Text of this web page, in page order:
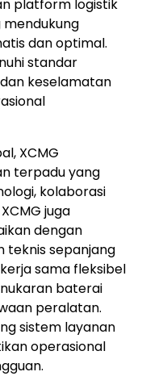
platform logistik
mendukung
dan optimal.
standar
keselamatan
XCMG
terpadu yang
kolaborasi
juga
dengan
teknis sepanjang
sama fleksibel
baterai
peralatan.
sistem layanan
operasional